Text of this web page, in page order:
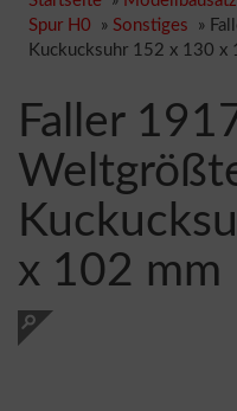
Spur H0 » Sonstiges »
Kuckucksuhr 152 x 130 x
Faller
x 102 mm